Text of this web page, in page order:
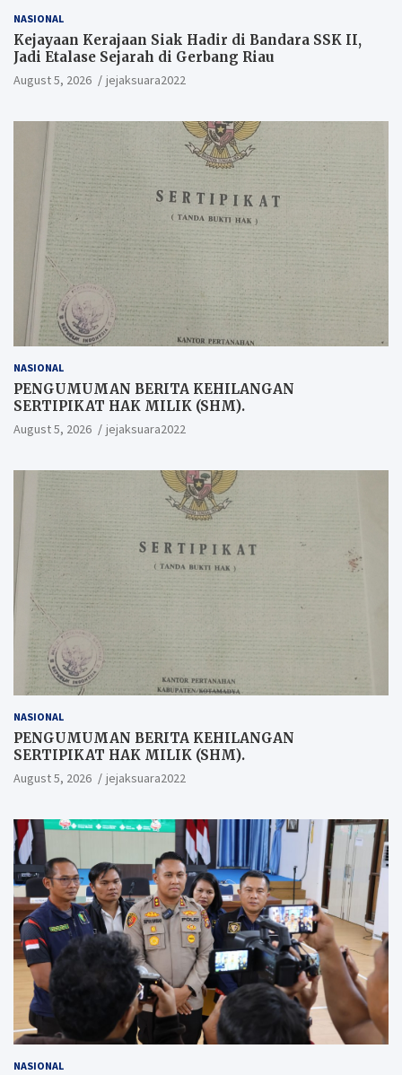
NASIONAL
Kejayaan Kerajaan Siak Hadir di Bandara SSK II,
Jadi Etalase Sejarah di Gerbang Riau
August 5, 2026 jejaksuara2022
NASIONAL
PENGUMUMAN BERITA KEHILANGAN
SERTIPIKAT HAK MILIK (SHM).
August 5, 2026 jejaksuara2022
NASIONAL
PENGUMUMAN BERITA KEHILANGAN
SERTIPIKAT HAK MILIK (SHM).
August 5, 2026 jejaksuara2022
NASIONAL